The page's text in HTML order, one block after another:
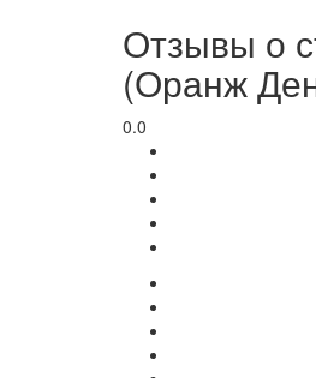
Отзывы о
(Оранж
0.0